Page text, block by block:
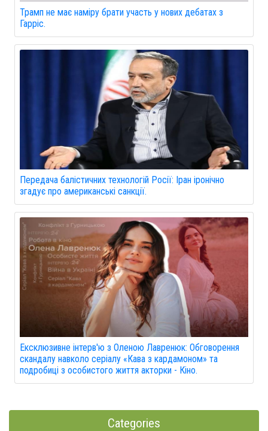
Трамп не має наміру брати участь у нових дебатах з
Гарріс.
Передача балістичних технологій Росії: Іран іронічно
згадує про американські санкції.
Ексклюзивне інтерв'ю з Оленою Лавренюк: Обговорення
скандалу навколо серіалу «Кава з кардамоном» та
подробиці з особистого життя акторки - Кіно.
Categories